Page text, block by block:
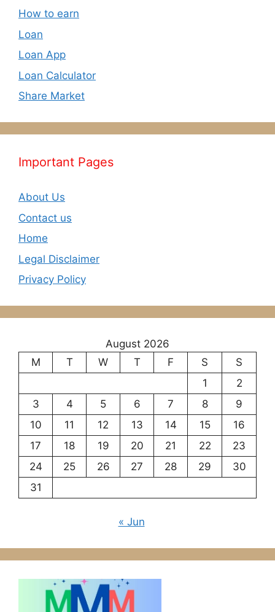
How to earn
Loan
Loan App
Loan Calculator
Share Market
Important Pages
About Us
Contact us
Home
Legal Disclaimer
Privacy Policy
August 2026
M
T W T F S
S
1
2
3
4 5 6 7 8
9
10
11 12 13 14 15
16
17
18 19 20 21 22
23
24
25 26 27 28 29
30
31
« Jun